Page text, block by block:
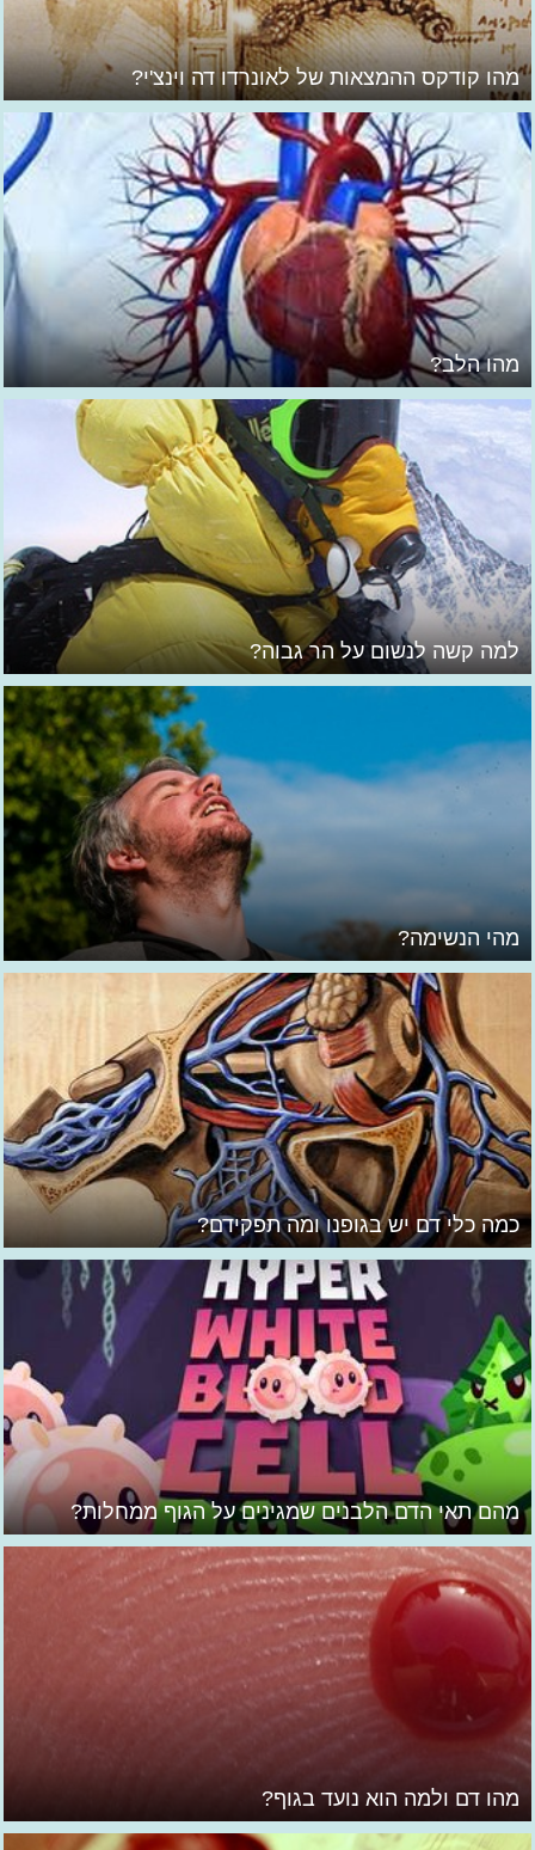
מהו קודקס ההמצאות של לאונרדו דה וינצ'י?
מהו הלב?
למה קשה לנשום על הר גבוה?
מהי הנשימה?
כמה כלי דם יש בגופנו ומה תפקידם?
מהם תאי הדם הלבנים שמגינים על הגוף ממחלות?
מהו דם ולמה הוא נועד בגוף?